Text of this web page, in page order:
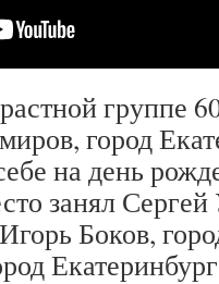
группе
город
на день
занял
Боков,